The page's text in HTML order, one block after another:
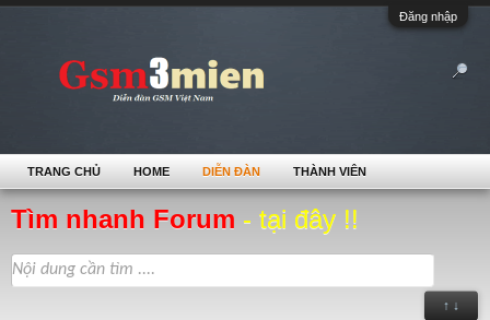
Đăng nhập
Tìm nhanh Forum - tại đây !!
↑ ↓
TRANG CHỦ HOME DIỄN ĐÀN THÀNH VIÊN